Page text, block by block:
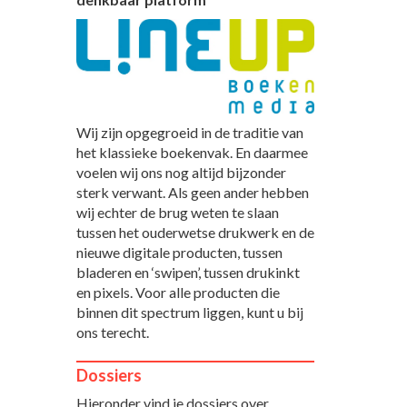
Wij zijn opgegroeid in de traditie van
het klassieke boekenvak. En daarmee
voelen wij ons nog altijd bijzonder
sterk verwant. Als geen ander hebben
wij echter de brug weten te slaan
tussen het ouderwetse drukwerk en de
nieuwe digitale producten, tussen
bladeren en ‘swipen’, tussen drukinkt
en pixels. Voor alle producten die
binnen dit spectrum liggen, kunt u bij
ons terecht.
Dossiers
Hieronder vind je dossiers over